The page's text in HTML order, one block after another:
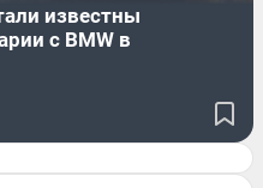
известны
с BMW в